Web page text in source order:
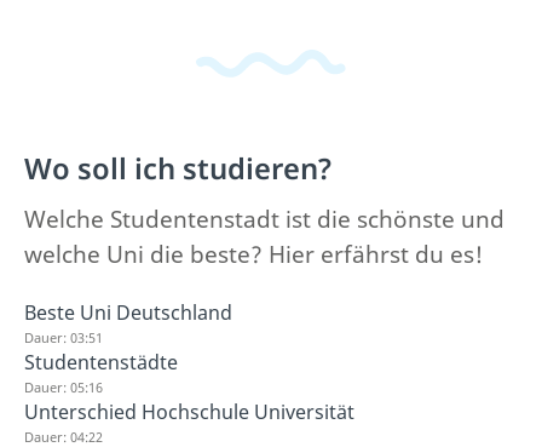
Wo soll ich studieren?
Welche Studentenstadt ist die schönste und
welche Uni die beste? Hier erfährst du es!
Beste Uni Deutschland
Dauer: 03:51
Studentenstädte
Dauer: 05:16
Unterschied Hochschule Universität
Dauer: 04:22